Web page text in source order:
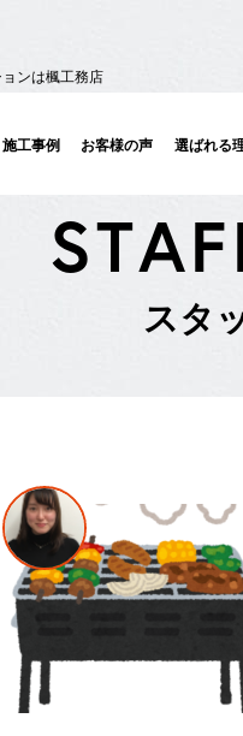
ョンは楓工務店
施工事例 お客様の声 選ばれる
STAF
スタ